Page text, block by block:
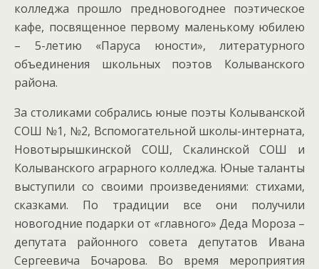
колледжа прошло предновогоднее поэтическое
кафе, посвященное первому маленькому юбилею
– 5-летию «Паруса юности», литературного
объединения школьных поэтов Колыванского
района.
За столиками собрались юные поэты Колыванской
СОШ №1, №2, Вспомогательной школы-интерната,
Новотырышкинской СОШ, Скалинской СОШ и
Колыванского аграрного колледжа. Юные таланты
выступили со своими произведениями: стихами,
сказками. По традиции все они получили
новогодние подарки от «главного» Деда Мороза –
депутата районного совета депутатов Ивана
Сергеевича Бочарова. Во время мероприятия